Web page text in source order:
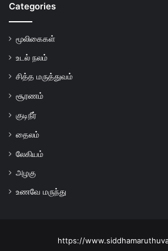
Categories
மூலிகைகள்
உடல் நலம்
சித்த மருத்துவம்
சூரணம்
குடிநீர்
தைலம்
லேகியம்
அழகு
உணவே மருந்து
https://